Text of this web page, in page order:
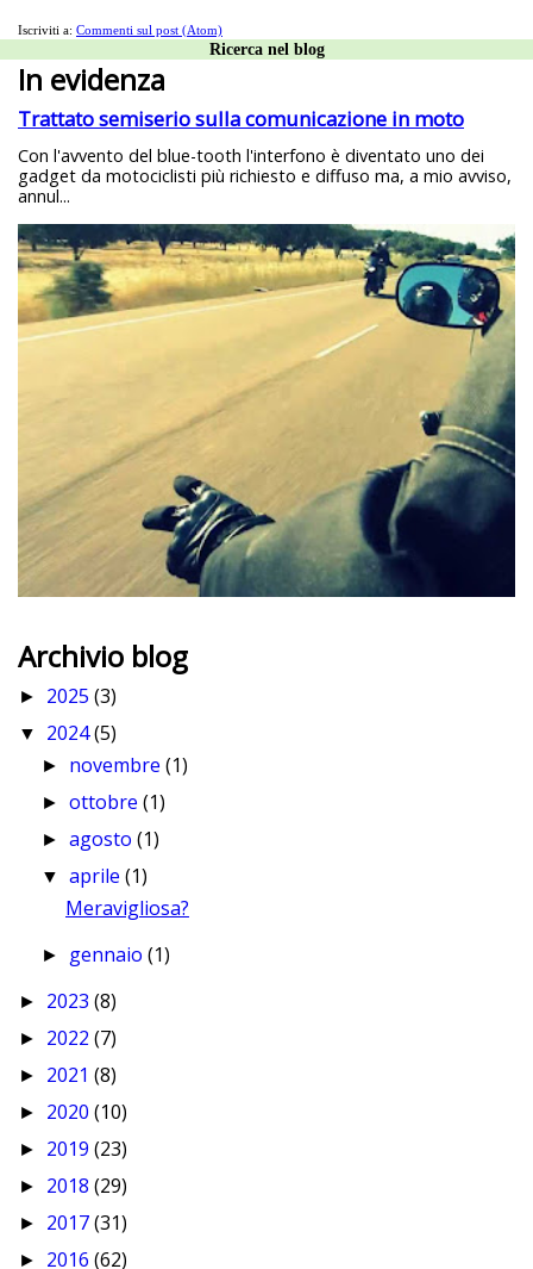
Iscriviti a: Commenti sul post (Atom)
Ricerca nel blog
In evidenza
Trattato semiserio sulla comunicazione in moto
Con l'avvento del blue-tooth l'interfono è diventato uno dei
gadget da motociclisti più richiesto e diffuso ma, a mio avviso,
annul...
Archivio blog
► 2025 (3)
▼ 2024(5)
► novembre(1)
►ottobre(1)
►agosto(1)
▼aprile(1)
Meravigliosa?
► gennaio(1)
► 2023 (8)
► 2022 (7)
► 2021 (8)
► 2020 (10)
► 2019 (23)
► 2018 (29)
► 2017(31)
► 2016 (62)